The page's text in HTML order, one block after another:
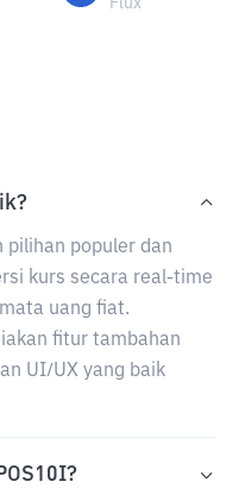
Flux
pilihan populer dan
kurs secara real-time
uang fiat.
fitur tambahan
UI/UX yang baik